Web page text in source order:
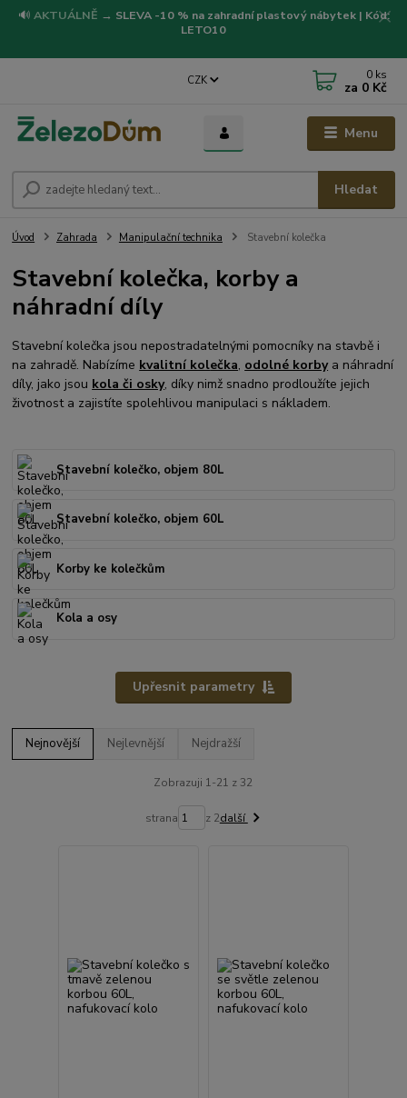
🔊 AKTUÁLNĚ → SLEVA -10 % na zahradní plastový nábytek | Kód:
LETO10
Menu
CZK
Hledat
0 ks
za 0 Kč
Úvod Zahrada Manipulační technika Stavební kolečka
Stavební kolečka, korby a
náhradní díly
Stavební kolečka jsou nepostradatelnými pomocníky na stavbě i
na zahradě. Nabízíme kvalitní kolečka, odolné korbya náhradní
díly, jako jsou kola či osky, díky nimž snadno prodloužíte jejich
životnost a zajistíte spolehlivou manipulaci s nákladem.
Stavební kolečko, objem 80L
Stavební kolečko, objem 60L
Korby ke kolečkům
Kola a osy
Upřesnit parametry
Nejnovější Nejlevnější Nejdražší
Zobrazuji 1-21 z 32
strana z 2další